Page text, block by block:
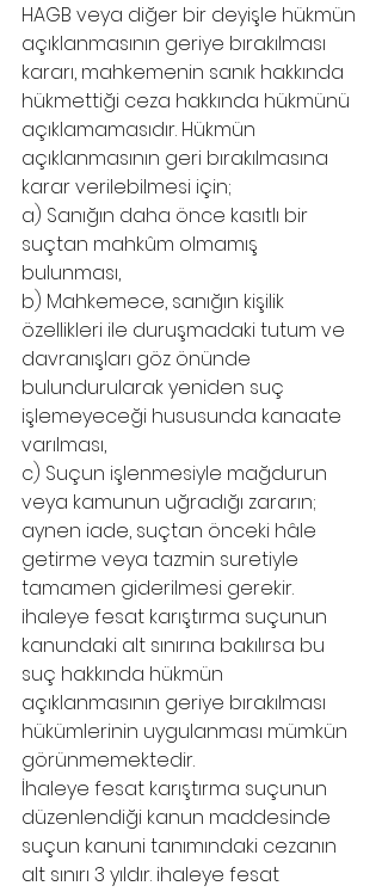
HAGB veya diğer bir deyişle hükmün
açıklanmasının geriye bırakılması
kararı, mahkemenin sanık hakkında
hükmettiği ceza hakkında hükmünü
açıklamamasıdır. Hükmün
açıklanmasının geri bırakılmasına
karar verilebilmesi için;
a) Sanığın daha önce kasıtlı bir
suçtan mahkûm olmamış
bulunması,
b) Mahkemece, sanığın kişilik
özellikleri ile duruşmadaki tutum ve
davranışları göz önünde
bulundurularak yeniden suç
işlemeyeceği hususunda kanaate
varılması,
c) Suçun işlenmesiyle mağdurun
veya kamunun uğradığı zararın;
aynen iade, suçtan önceki hâle
getirme veya tazmin suretiyle
tamamen giderilmesi gerekir.
ihaleye fesat karıştırma suçunun
kanundaki alt sınırına bakılırsa bu
suç hakkında hükmün
açıklanmasının geriye bırakılması
hükümlerinin uygulanması mümkün
görünmemektedir.
İhaleye fesat karıştırma suçunun
düzenlendiği kanun maddesinde
suçun kanuni tanımındaki cezanın
alt sınırı 3 yıldır. ihaleye fesat